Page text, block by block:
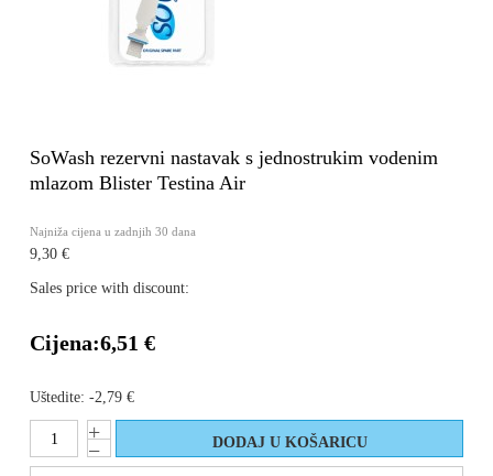
SoWash rezervni nastavak s jednostrukim vodenim
mlazom Blister Testina Air
Najniža cijena u zadnjih 30 dana
9,30 €
Sales price with discount:
Cijena:6,51 €
Uštedite: -2,79 €